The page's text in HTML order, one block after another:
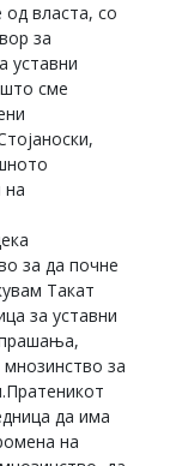
од власта, со
за
уставни
сме
на
за да почне
Такат
за уставни
за
да има
на